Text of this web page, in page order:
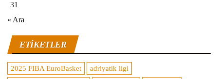
31
« Ara
ETIKETLER
2025 FIBA EuroBasket
adriyatik ligi